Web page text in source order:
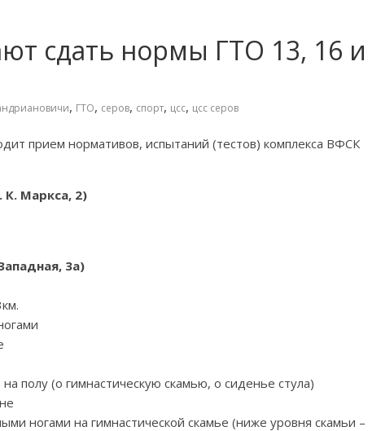
сдать нормы ГТО 13, 16 и
, ГТО, серов, спорт, цсс, цсс серов
прием нормативов, испытаний (тестов) комплекса ВФСК
К. Маркса, 2)
3а)
полу (о гимнастическую скамью, о сиденье стула)
ногами на гимнастической скамье (ниже уровня скамьи –